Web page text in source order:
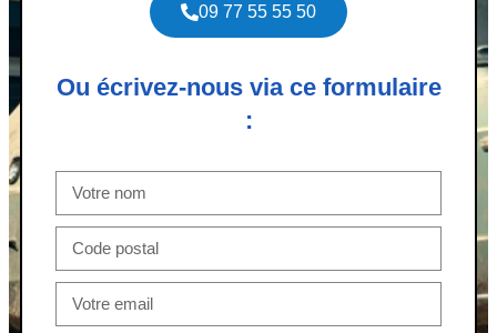
09 77 55 55 50
Ou écrivez-nous via ce formulaire
: